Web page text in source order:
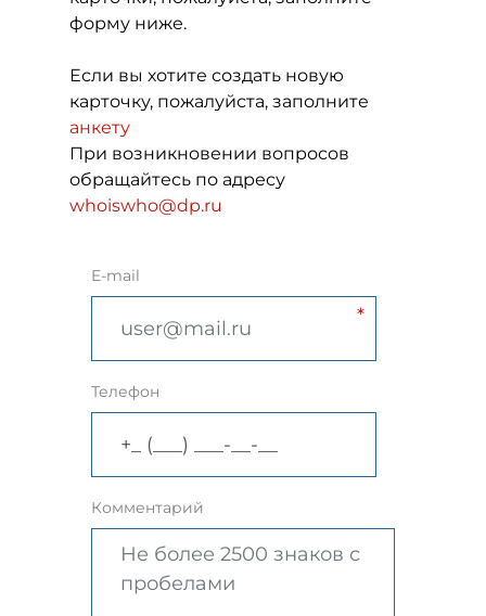
форму ниже.
Если вы хотите создать новую
карточку, пожалуйста, заполните
анкету
При возникновении вопросов
обращайтесь по адресу
whoiswho@dp.ru
E-mail
Телефон
Комментарий